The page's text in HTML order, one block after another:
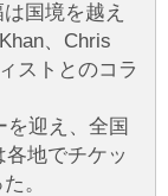
国境を越え
、Chris
ストとのコラ
を迎え、全国
地でチケッ
。